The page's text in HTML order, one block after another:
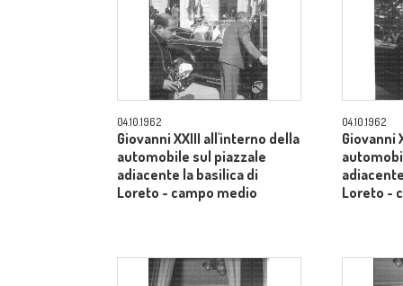
04.10.1962
Giovanni XXIII all'interno della
automobile sul piazzale
adiacente la basilica di
Loreto - campo medio
04.10.1962
Giovanni
Loreto -